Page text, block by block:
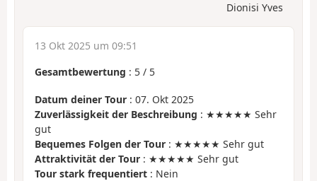
Dionisi Yves
13 Okt 2025 um 09:51
Gesamtbewertung : 5 / 5
Datum deiner Tour : 07. Okt 2025
Zuverlässigkeit der Beschreibung : ★★★★★ Sehr
gut
Bequemes Folgen der Tour : ★★★★★ Sehr gut
Attraktivität der Tour : ★★★★★ Sehr gut
Tour stark frequentiert : Nein